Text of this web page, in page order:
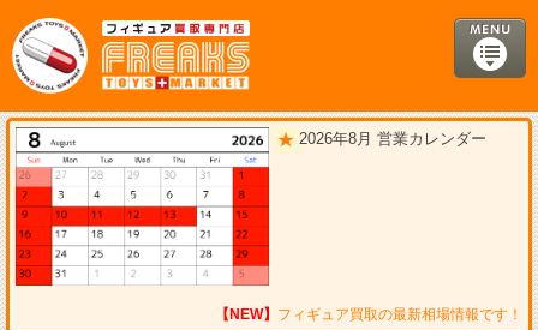
2026年8月 営業カレンダー
【NEW】 フィギュア買取の最新相場情報です！